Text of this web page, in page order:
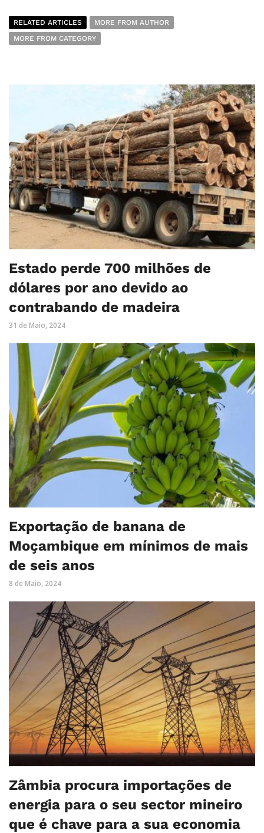
RELATED ARTICLES
MORE FROM AUTHOR
MORE FROM CATEGORY
Estado perde 700 milhões de
dólares por ano devido ao
contrabando de madeira
31 de Maio, 2024
Exportação de banana de
Moçambique em mínimos de mais
de seis anos
8 de Maio, 2024
Zâmbia procura importações de
energia para o seu sector mineiro
que é chave para a sua economia